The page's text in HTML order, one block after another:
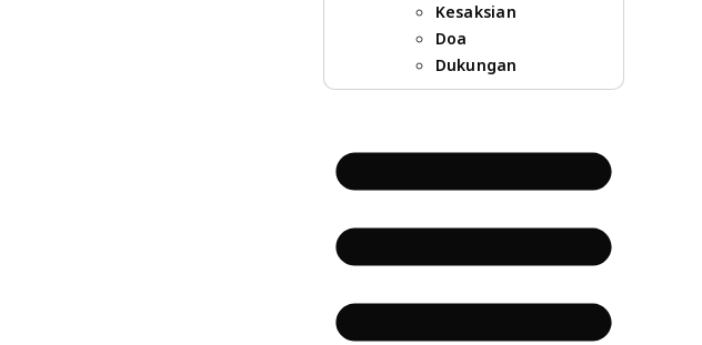
Kesaksian
Doa
Dukungan